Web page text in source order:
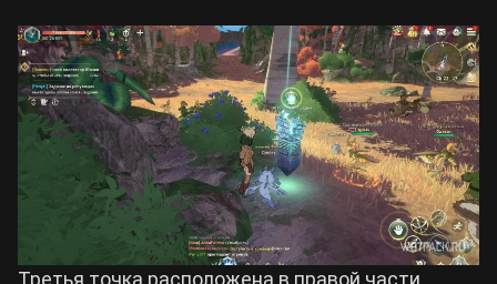
Третья точка расположена в правой части